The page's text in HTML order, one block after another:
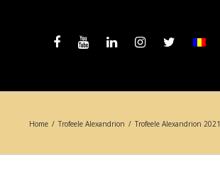
Home / Trofeele Alexandrion / Trofeele Alexandrion 2021